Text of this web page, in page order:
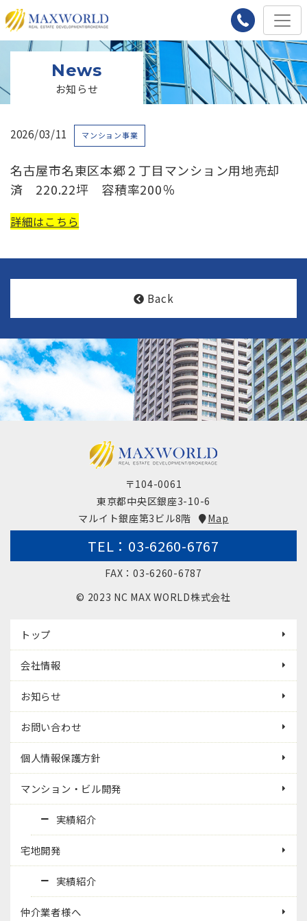
News
お知らせ
2026/03/11 マンション事業
名古屋市名東区本郷２丁目マンション用地売却
済 220.22坪 容積率200％
詳細はこちら
Back
〒104-0061
東京都中央区銀座3-10-6
マルイト銀座第3ビル8階
Map
TEL：03-6260-6767
FAX：03-6260-6787
© 2023 NC MAX WORLD株式会社
トップ
会社情報
お知らせ
お問い合わせ
個人情報保護方針
マンション・ビル開発
実績紹介
宅地開発
実績紹介
仲介業者様へ